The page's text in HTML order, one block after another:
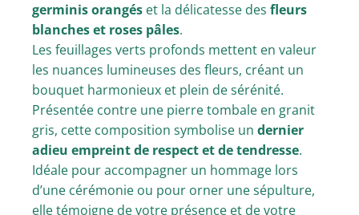
germinis orangés et la délicatesse desfleurs
blanches et roses pâles.
Les feuillages verts profonds mettent en valeur
les nuances lumineuses des fleurs, créant un
bouquet harmonieux et plein de sérénité.
Présentée contre une pierre tombale en granit
gris, cette composition symbolise undernier
adieu empreint de respect et de tendresse.
Idéale pour accompagner un hommage lors
d’une cérémonie ou pour orner une sépulture,
elle témoigne de votre présence et de votre